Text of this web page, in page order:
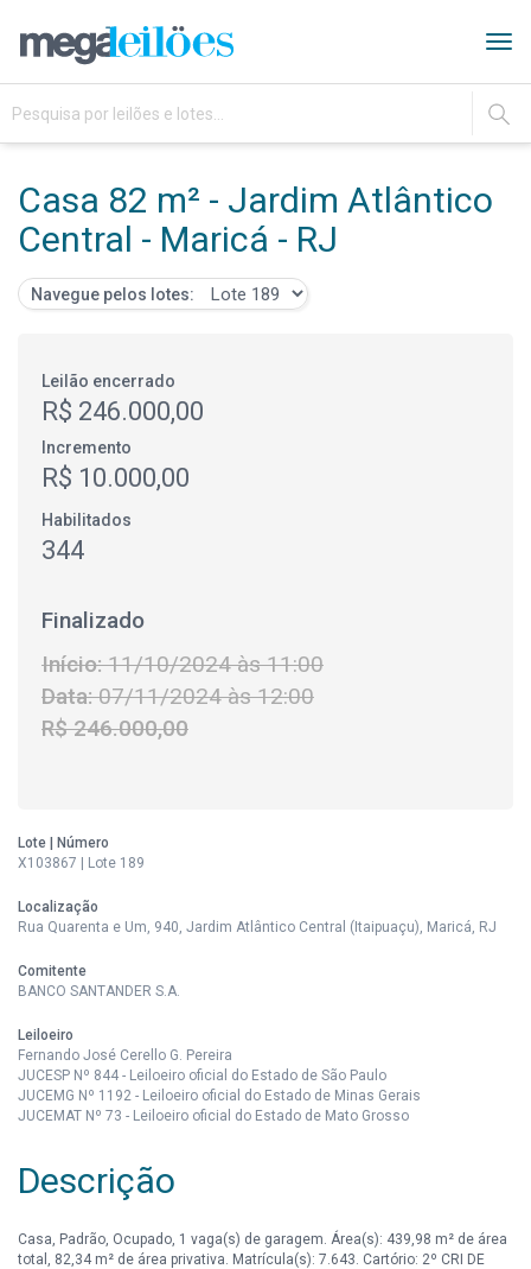
IR
Casa 82 m² - Jardim Atlântico
Central - Maricá - RJ
Navegue pelos lotes:
Leilão encerrado
R$ 246.000,00
Incremento
R$ 10.000,00
Habilitados
344
Finalizado
Início:11/10/2024 às 11:00
Data:07/11/2024 às 12:00
R$ 246.000,00
Lote | Número
X103867 | Lote 189
Localização
Rua Quarenta e Um, 940, Jardim Atlântico Central (Itaipuaçu), Maricá, RJ
Comitente
BANCO SANTANDER S.A.
Leiloeiro
Fernando José Cerello G. Pereira
JUCESP Nº 844 - Leiloeiro oficial do Estado de São Paulo
JUCEMG Nº 1192 - Leiloeiro oficial do Estado de Minas Gerais
JUCEMAT Nº 73 - Leiloeiro oficial do Estado de Mato Grosso
Descrição
Casa, Padrão, Ocupado, 1 vaga(s) de garagem. Área(s): 439,98 m² de área
total, 82,34 m² de área privativa. Matrícula(s): 7.643. Cartório: 2º CRI DE